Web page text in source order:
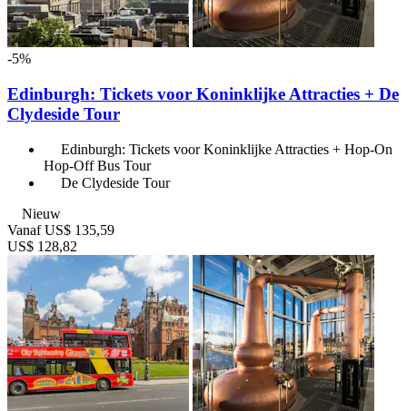
-5%
Edinburgh: Tickets voor Koninklijke Attracties + De
Clydeside Tour
Edinburgh: Tickets voor Koninklijke Attracties + Hop-On
Hop-Off Bus Tour
De Clydeside Tour
Nieuw
Vanaf US$ 135,59
US$ 128,82